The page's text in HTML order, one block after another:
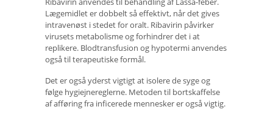
Lægemidlet er dobbelt så effektivt, når det gives
intravenøst ​​i stedet for oralt. Ribavirin påvirker
virusets metabolisme og forhindrer det i at
replikere. Blodtransfusion og hypotermi anvendes
også til terapeutiske formål.
Det er også yderst vigtigt at isolere de syge og
følge hygiejnereglerne. Metoden til bortskaffelse
af afføring fra inficerede mennesker er også vigtig.